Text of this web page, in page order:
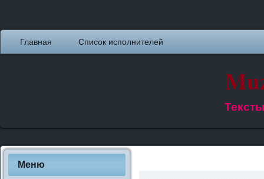
Главная Список исполнителей
Меню